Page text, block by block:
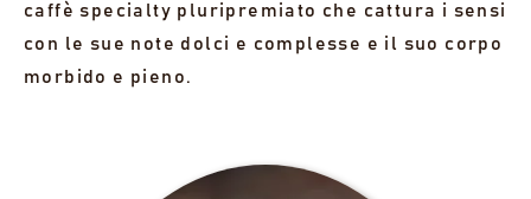
caffè specialty pluripremiato che cattura i sensi
con le sue note dolci e complesse e il suo corpo
morbido e pieno.